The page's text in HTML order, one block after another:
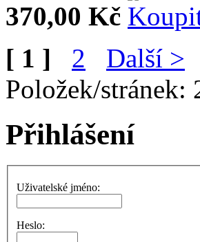
370,00 Kč
[ 1 ]
2
Další >
Položek/stránek:
Přihlášení
Uživatelské jméno:
Heslo: